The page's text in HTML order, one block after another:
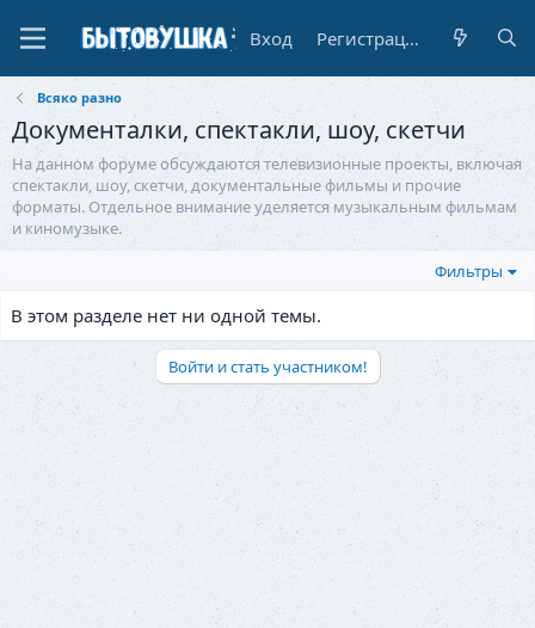
Вход Регистрация
Всяко разно
Документалки, спектакли, шоу, скетчи
На данном форуме обсуждаются телевизионные проекты, включая
спектакли, шоу, скетчи, документальные фильмы и прочие
форматы. Отдельное внимание уделяется музыкальным фильмам
и киномузыке.
Фильтры
В этом разделе нет ни одной темы.
Войти и стать участником!